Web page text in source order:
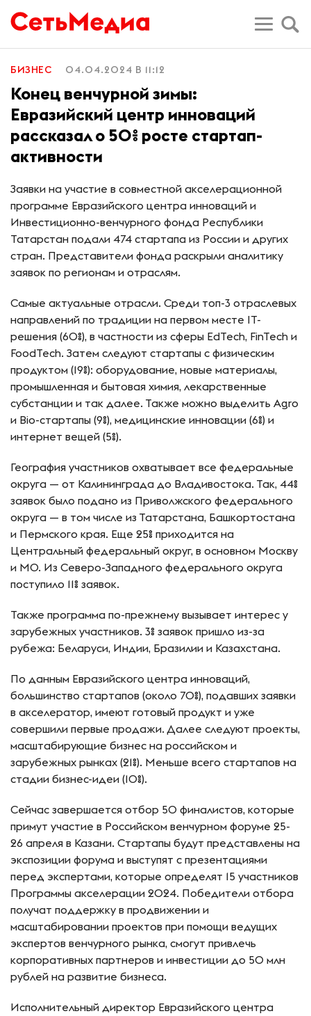
БИЗНЕС 04.04.2024 В 11:12
Конец венчурной зимы:
Евразийский центр инноваций
рассказал о 50% росте стартап-
активности
Заявки на участие в совместной акселерационной
программе Евразийского центра инноваций и
Инвестиционно-венчурного фонда Республики
Татарстан подали 474 стартапа из России и других
стран. Представители фонда раскрыли аналитику
заявок по регионам и отраслям.
Самые актуальные отрасли. Среди топ-3 отраслевых
направлений по традиции на первом месте IT-
решения (60%), в частности из сферы EdTech, FinTech и
FoodTech. Затем следуют стартапы с физическим
продуктом (19%): оборудование, новые материалы,
промышленная и бытовая химия, лекарственные
субстанции и так далее. Также можно выделить Agro
и Bio-стартапы (9%), медицинские инновации (6%) и
интернет вещей (5%).
География участников охватывает все федеральные
округа — от Калининграда до Владивостока. Так, 44%
заявок было подано из Приволжского федерального
округа — в том числе из Татарстана, Башкортостана
и Пермского края. Еще 25% приходится на
Центральный федеральный округ, в основном Москву
и МО. Из Северо-Западного федерального округа
поступило 11% заявок.
Также программа по-прежнему вызывает интерес у
зарубежных участников. 3% заявок пришло из-за
рубежа: Беларуси, Индии, Бразилии и Казахстана.
По данным Евразийского центра инноваций,
большинство стартапов (около 70%), подавших заявки
в акселератор, имеют готовый продукт и уже
совершили первые продажи. Далее следуют проекты,
масштабирующие бизнес на российском и
зарубежных рынках (21%). Меньше всего стартапов на
стадии бизнес-идеи (10%).
Сейчас завершается отбор 50 финалистов, которые
примут участие в Российском венчурном форуме 25-
26 апреля в Казани. Стартапы будут представлены на
экспозиции форума и выступят с презентациями
перед экспертами, которые определят 15 участников
Программы акселерации 2024. Победители отбора
получат поддержку в продвижении и
масштабировании проектов при помощи ведущих
экспертов венчурного рынка, смогут привлечь
корпоративных партнеров и инвестиции до 50 млн
рублей на развитие бизнеса.
Исполнительный директор Евразийского центра